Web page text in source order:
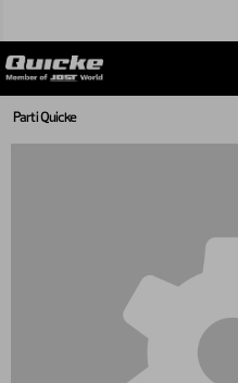
Parti Quicke